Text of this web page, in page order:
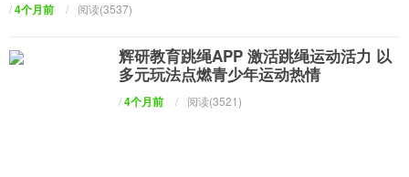
/4个月前 / 阅读(3537)
辉研教育跳绳APP 激活跳绳运动活力 以
多元玩法点燃青少年运动热情
/4个月前 / 阅读(3521)